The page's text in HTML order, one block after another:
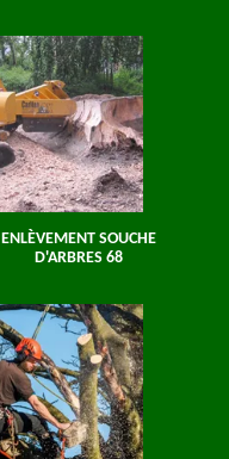
ENLÈVEMENT SOUCHE
D'ARBRES 68